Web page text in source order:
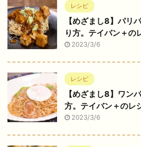
レシピ
【めざまし8】パリ
り方。テイバン＋の
2023/3/6
レシピ
【めざまし8】ワン
方。テイバン＋のレ
2023/3/6